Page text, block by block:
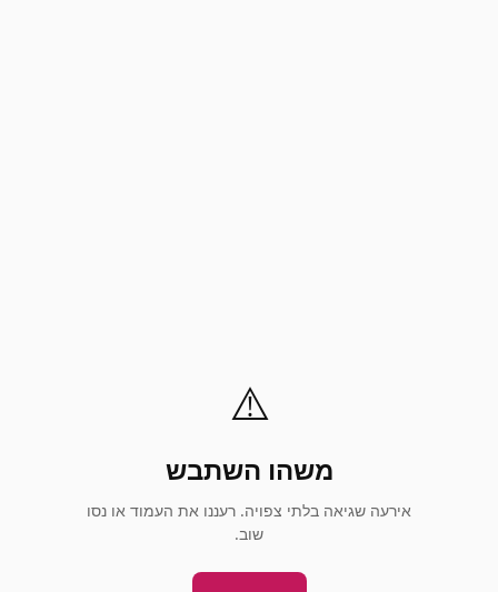
⚠️
משהו השתבש
אירעה שגיאה בלתי צפויה. רעננו את העמוד או נסו
שוב.